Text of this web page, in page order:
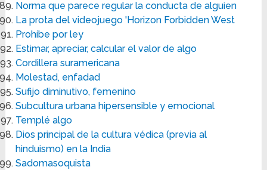
Norma que parece regular la conducta de alguien
La prota del videojuego 'Horizon Forbidden West
Prohíbe por ley
Estimar, apreciar, calcular el valor de algo
Cordillera suramericana
Molestad, enfadad
Sufijo diminutivo, femenino
Subcultura urbana hipersensible y emocional
Templé algo
Dios principal de la cultura védica (previa al
hinduismo) en la India
Sadomasoquista